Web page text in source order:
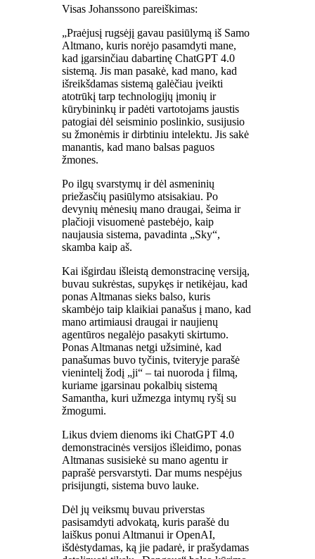
Visas Johanssono pareiškimas:
„Praėjusį rugsėjį gavau pasiūlymą iš Samo
Altmano, kuris norėjo pasamdyti mane,
kad įgarsinčiau dabartinę ChatGPT 4.0
sistemą. Jis man pasakė, kad mano, kad
išreikšdamas sistemą galėčiau įveikti
atotrūkį tarp technologijų įmonių ir
kūrybininkų ir padėti vartotojams jaustis
patogiai dėl seisminio poslinkio, susijusio
su žmonėmis ir dirbtiniu intelektu. Jis sakė
manantis, kad mano balsas paguos
žmones.
Po ilgų svarstymų ir dėl asmeninių
priežasčių pasiūlymo atsisakiau. Po
devynių mėnesių mano draugai, šeima ir
plačioji visuomenė pastebėjo, kaip
naujausia sistema, pavadinta „Sky“,
skamba kaip aš.
Kai išgirdau išleistą demonstracinę versiją,
buvau sukrėstas, supykęs ir netikėjau, kad
ponas Altmanas sieks balso, kuris
skambėjo taip klaikiai panašus į mano, kad
mano artimiausi draugai ir naujienų
agentūros negalėjo pasakyti skirtumo.
Ponas Altmanas netgi užsiminė, kad
panašumas buvo tyčinis, tviteryje parašė
vienintelį žodį „ji“ – tai nuoroda į filmą,
kuriame įgarsinau pokalbių sistemą
Samantha, kuri užmezga intymų ryšį su
žmogumi.
Likus dviem dienoms iki ChatGPT 4.0
demonstracinės versijos išleidimo, ponas
Altmanas susisiekė su mano agentu ir
paprašė persvarstyti. Dar mums nespėjus
prisijungti, sistema buvo lauke.
Dėl jų veiksmų buvau priverstas
pasisamdyti advokatą, kuris parašė du
laiškus ponui Altmanui ir OpenAI,
išdėstydamas, ką jie padarė, ir prašydamas